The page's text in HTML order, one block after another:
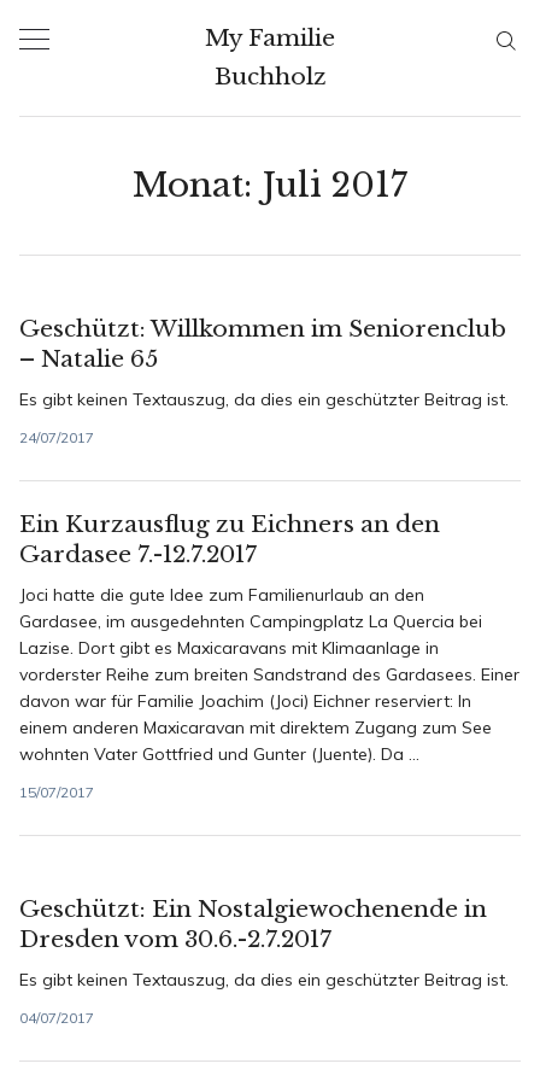
My Familie
Buchholz
Monat: Juli 2017
Geschützt: Willkommen im Seniorenclub
– Natalie 65
Es gibt keinen Textauszug, da dies ein geschützter Beitrag ist.
24/07/2017
Ein Kurzausflug zu Eichners an den
Gardasee 7.-12.7.2017
Joci hatte die gute Idee zum Familienurlaub an den
Gardasee, im ausgedehnten Campingplatz La Quercia bei
Lazise. Dort gibt es Maxicaravans mit Klimaanlage in
vorderster Reihe zum breiten Sandstrand des Gardasees. Einer
davon war für Familie Joachim (Joci) Eichner reserviert: In
einem anderen Maxicaravan mit direktem Zugang zum See
wohnten Vater Gottfried und Gunter (Juente). Da ...
15/07/2017
Geschützt: Ein Nostalgiewochenende in
Dresden vom 30.6.-2.7.2017
Es gibt keinen Textauszug, da dies ein geschützter Beitrag ist.
04/07/2017